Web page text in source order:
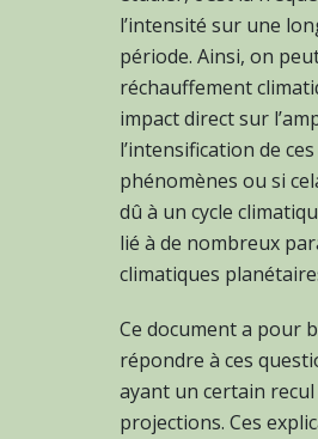
l’intensité sur une
période. Ainsi, on
réchauffement
impact direct sur
l’intensification de ces
phénomènes ou si
dû à un cycle
lié à de nombreux
climatiques
Ce document a pour
répondre à ces
ayant un certain
projections. Ces